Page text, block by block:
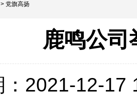
> 党旗高扬
鹿鸣公司
：2021-12-17